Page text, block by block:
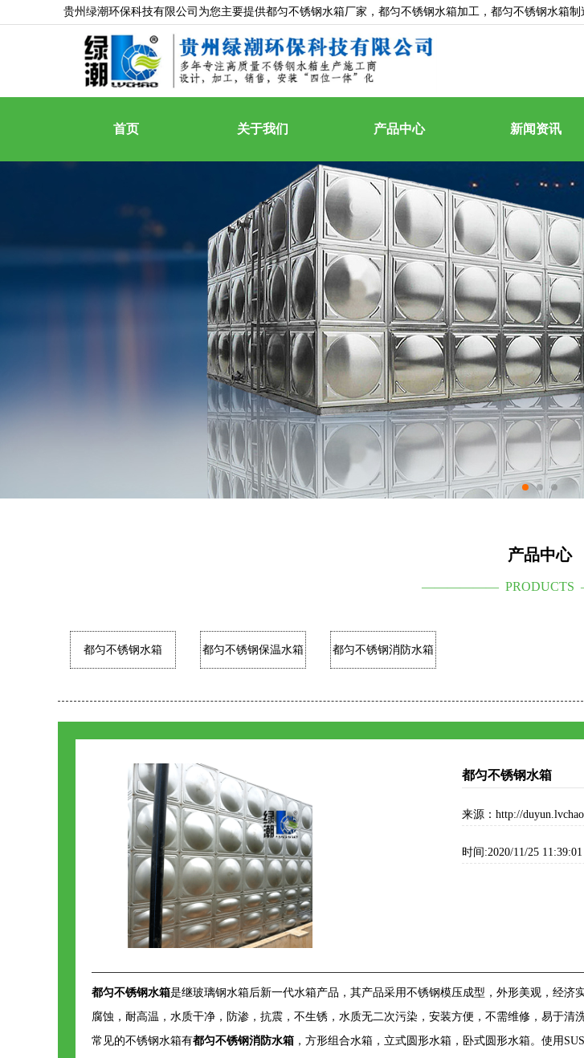
贵州绿潮环保科技有限公司为您主要提供都匀不锈钢水箱厂家 ，都匀不锈钢水箱加工，都匀不锈钢水箱
首页 关于我们 产品中心 新闻资讯
产品中心
——————
都匀不锈钢水箱 都匀不锈钢保温水箱 都匀不锈钢消防水箱
都匀不锈钢水箱
来源：http://
时间:2020/11/25 11:39:01
都匀不锈钢水箱是继玻璃钢水箱后新一代水箱产品，其产品采用不锈钢模压成型，外形美观，经济
腐蚀，耐高温，水质干净，防渗，抗震，不生锈，水质无二次污染，安装方便，不需维修，易于清
常见的不锈钢水箱有都匀不锈钢消防水箱 ，方形组合水箱，立式圆形水箱，卧式圆形水箱。使用